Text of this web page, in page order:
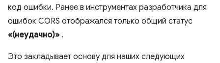
код ошибки. Ранее в инструментах разработчика для
ошибок CORS отображался только общий статус
«(неудачно)» .
Это закладывает основу для наших следующих